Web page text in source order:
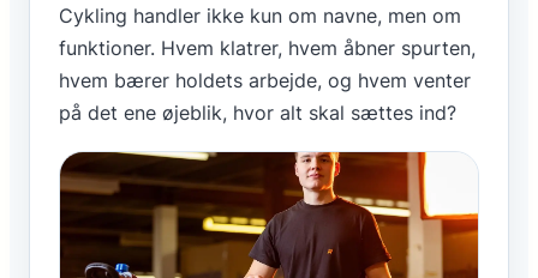
Cykling handler ikke kun om navne, men om
funktioner. Hvem klatrer, hvem åbner spurten,
hvem bærer holdets arbejde, og hvem venter
på det ene øjeblik, hvor alt skal sættes ind?